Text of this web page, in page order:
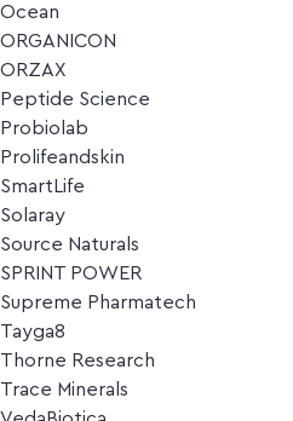
Ocean
ORGANICON
ORZAX
Peptide Science
Probiolab
Prolifeandskin
SmartLife
Solaray
Source Naturals
SPRINT POWER
Supreme Pharmatech
Tayga8
Thorne Research
Trace Minerals